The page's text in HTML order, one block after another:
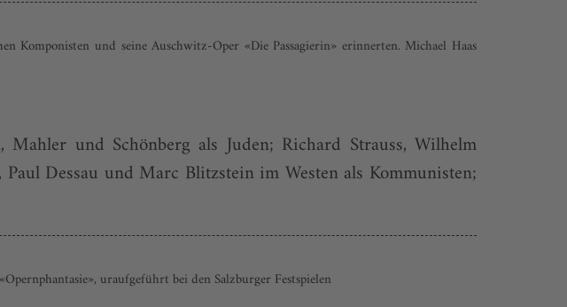
Komponisten und seine Auschwitz-Oper «Die Passagierin» erinnerten. Michael Haas
und Schönberg als Juden; Richard Strauss, Wilhelm
Dessau und Marc Blitzstein im Westen als Kommunisten;
uraufgeführt bei den Salzburger Festspielen